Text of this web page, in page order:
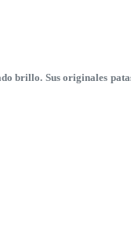
brillo. Sus originales